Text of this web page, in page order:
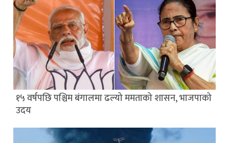
१५ वर्षपछि पश्चिम बंगालमा ढल्यो ममताको शासन, भाजपाको
उदय